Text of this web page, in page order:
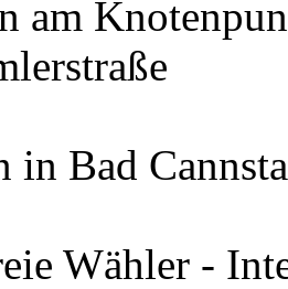
am
in Bad
Wähler -